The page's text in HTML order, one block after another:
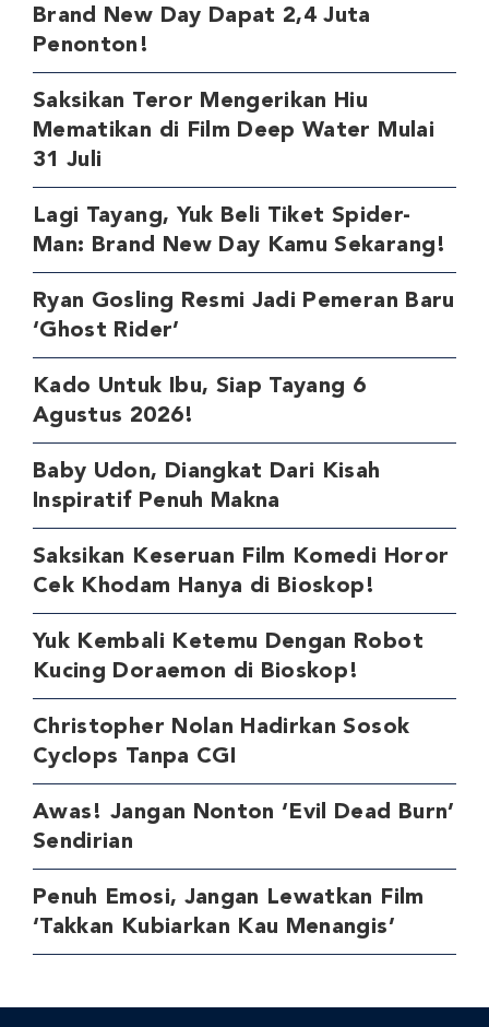
Brand New Day Dapat 2,4 Juta
Penonton!
Saksikan Teror Mengerikan Hiu
Mematikan di Film Deep Water Mulai
31 Juli
Lagi Tayang, Yuk Beli Tiket Spider-
Man: Brand New Day Kamu Sekarang!
Ryan Gosling Resmi Jadi Pemeran Baru
‘Ghost Rider’
Kado Untuk Ibu, Siap Tayang 6
Agustus 2026!
Baby Udon, Diangkat Dari Kisah
Inspiratif Penuh Makna
Saksikan Keseruan Film Komedi Horor
Cek Khodam Hanya di Bioskop!
Yuk Kembali Ketemu Dengan Robot
Kucing Doraemon di Bioskop!
Christopher Nolan Hadirkan Sosok
Cyclops Tanpa CGI
Awas! Jangan Nonton ‘Evil Dead Burn’
Sendirian
Penuh Emosi, Jangan Lewatkan Film
‘Takkan Kubiarkan Kau Menangis’